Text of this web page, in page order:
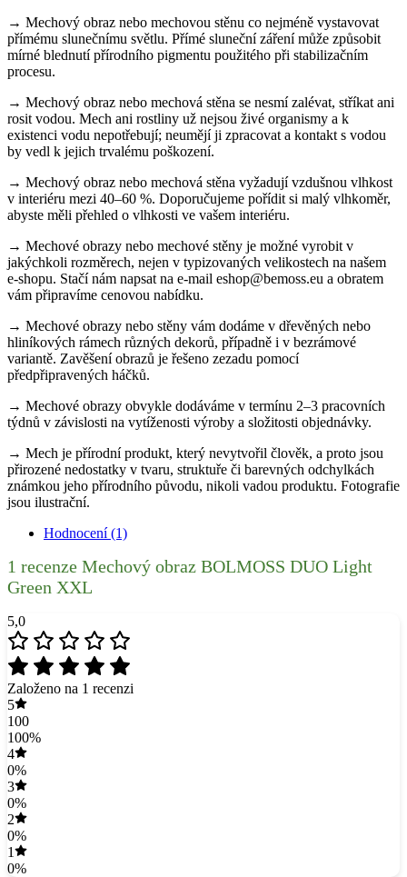
→ Mechový obraz nebo mechovou stěnu co nejméně vystavovat
přímému slunečnímu světlu. Přímé sluneční záření může způsobit
mírné blednutí přírodního pigmentu použitého při stabilizačním
procesu.
→ Mechový obraz nebo mechová stěna se nesmí zalévat, stříkat ani
rosit vodou. Mech ani rostliny už nejsou živé organismy a k
existenci vodu nepotřebují; neumějí ji zpracovat a kontakt s vodou
by vedl k jejich trvalému poškození.
→ Mechový obraz nebo mechová stěna vyžadují vzdušnou vlhkost
v interiéru mezi 40–60 %. Doporučujeme pořídit si malý vlhkoměr,
abyste měli přehled o vlhkosti ve vašem interiéru.
→ Mechové obrazy nebo mechové stěny je možné vyrobit v
jakýchkoli rozměrech, nejen v typizovaných velikostech na našem
e-shopu. Stačí nám napsat na e-mail eshop@bemoss.eu a obratem
vám připravíme cenovou nabídku.
→ Mechové obrazy nebo stěny vám dodáme v dřevěných nebo
hliníkových rámech různých dekorů, případně i v bezrámové
variantě. Zavěšení obrazů je řešeno zezadu pomocí
předpřipravených háčků.
→ Mechové obrazy obvykle dodáváme v termínu 2–3 pracovních
týdnů v závislosti na vytíženosti výroby a složitosti objednávky.
→ Mech je přírodní produkt, který nevytvořil člověk, a proto jsou
přirozené nedostatky v tvaru, struktuře či barevných odchylkách
známkou jeho přírodního původu, nikoli vadou produktu. Fotografie
jsou ilustrační.
Hodnocení (1)
1 recenze Mechový obraz BOLMOSS DUO Light
Green XXL
5,0
Založeno na 1 recenzi
5
100
100%
4
0%
3
0%
2
0%
1
0%